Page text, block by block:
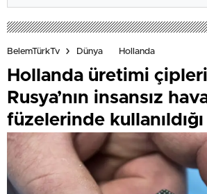
BelemTürkTv Dünya Hollanda
Hollanda üretimi
Rusya’nın insansız
füzelerinde